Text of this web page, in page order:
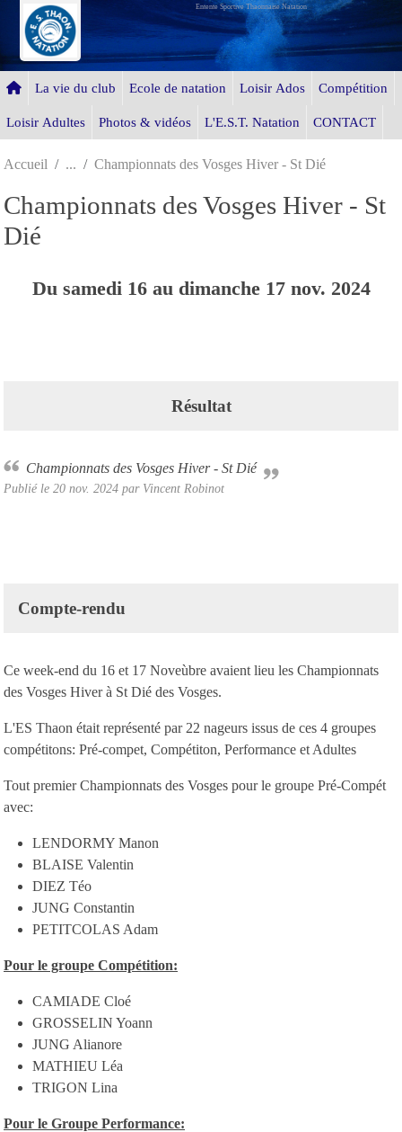
Entente Sportive Thaonnaise Natation
La vie du club Ecole de natation Loisir Ados Compétition
Loisir Adultes Photos & vidéos L'E.S.T. Natation CONTACT
Accueil Championnats des Vosges Hiver - St Dié
Championnats des Vosges Hiver - St
Dié
Du samedi 16au dimanche 17 nov. 2024
Résultat
Championnats des Vosges Hiver - St Dié
Publié le 20 nov. 2024 par Vincent Robinot
Compte-rendu
Ce week-end du 16 et 17 Noveùbre avaient lieu les Championnats
des Vosges Hiver à St Dié des Vosges.
L'ES Thaon était représenté par 22 nageurs issus de ces 4 groupes
compétitons: Pré-compet, Compétiton, Performance et Adultes
Tout premier Championnats des Vosges pour le groupe Pré-Compét
avec:
LENDORMY Manon
BLAISE Valentin
DIEZ Téo
JUNG Constantin
PETITCOLAS Adam
Pour le groupe Compétition:
CAMIADE Cloé
GROSSELIN Yoann
JUNG Alianore
MATHIEU Léa
TRIGON Lina
Pour le Groupe Performance:
Panneau de gestion des cookies